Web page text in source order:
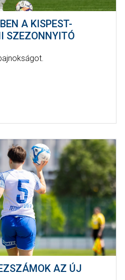
A KISPEST-
SZEZONNYITÓ
AZ ÚJ